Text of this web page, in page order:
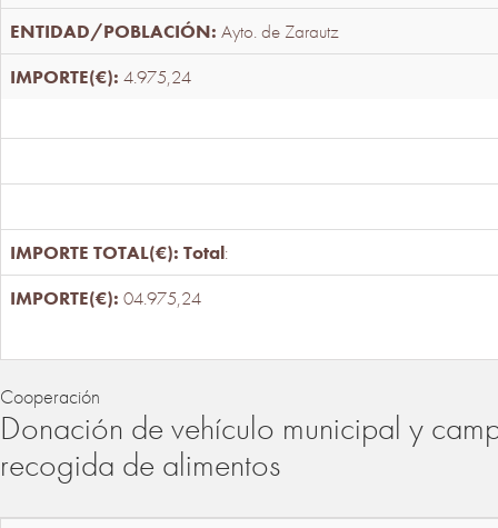
Ayto. de Zarautz
4.975,24
Total:
04.975,24
Cooperación
Donación de vehículo municipal y
recogida de alimentos